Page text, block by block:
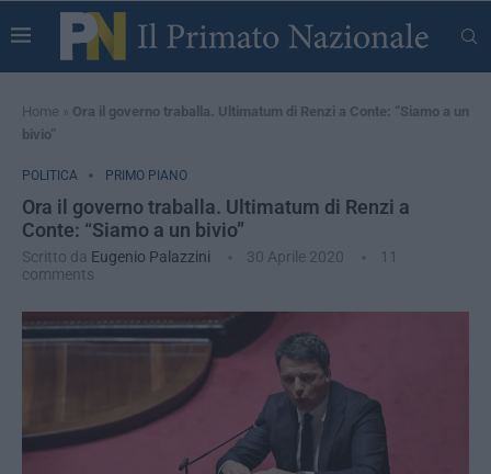
Home » Ora il governo traballa. Ultimatum di Renzi a Conte: “Siamo a un
bivio”
POLITICA PRIMO PIANO
Ora il governo traballa. Ultimatum di Renzi a
Conte: “Siamo a un bivio”
Scritto da Eugenio Palazzini 30 Aprile 2020
11
comments